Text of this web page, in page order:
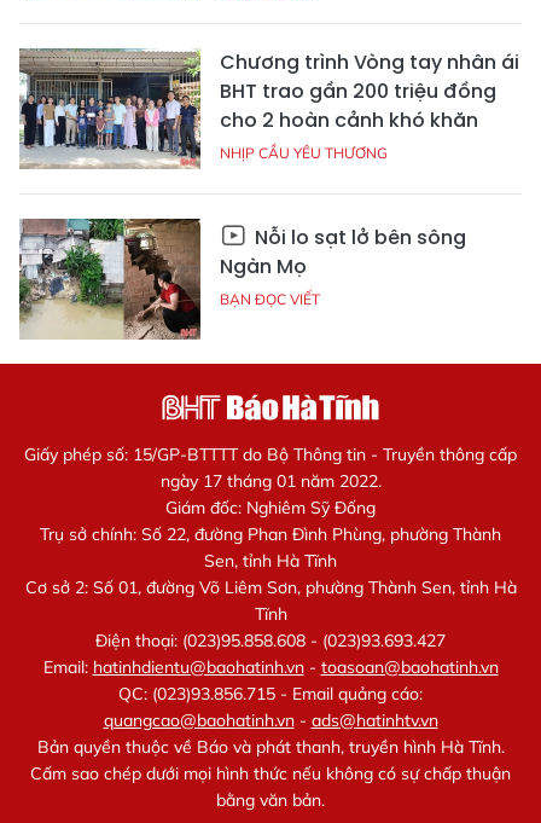
Chương trình Vòng tay nhân ái
BHT trao gần 200 triệu đồng
cho 2 hoàn cảnh khó khăn
NHỊP CẦU YÊU THƯƠNG
Nỗi lo sạt lở bên sông
Ngàn Mọ
BẠN ĐỌC VIẾT
Giấy phép số: 15/GP-BTTTT do Bộ Thông tin - Truyền thông cấp
ngày 17 tháng 01 năm 2022.
Giám đốc: Nghiêm Sỹ Đống
Trụ sở chính: Số 22, đường Phan Đình Phùng, phường Thành
Sen, tỉnh Hà Tĩnh
Cơ sở 2: Số 01, đường Võ Liêm Sơn, phường Thành Sen, tỉnh Hà
Tĩnh
Điện thoại: (023)95.858.608 - (023)93.693.427
Email: hatinhdientu@baohatinh.vn- toasoan@baohatinh.vn
QC: (023)93.856.715 - Email quảng cáo:
quangcao@baohatinh.vn- ads@hatinhtv.vn
Bản quyền thuộc về Báo và phát thanh, truyền hình Hà Tĩnh.
Cấm sao chép dưới mọi hình thức nếu không có sự chấp thuận
bằng văn bản.